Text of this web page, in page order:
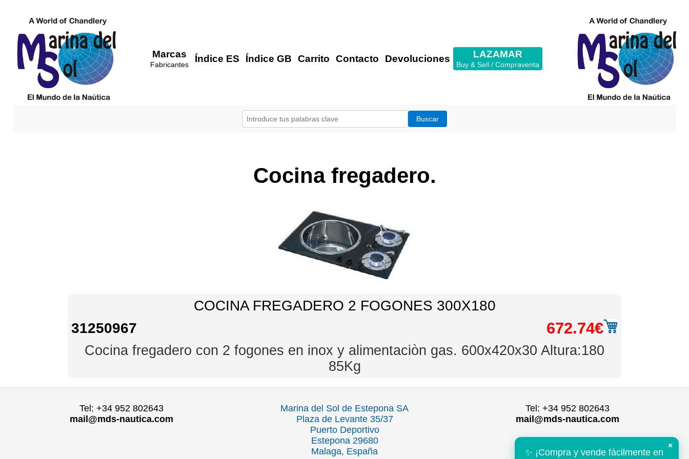
✨ ¡Compra y vende fácilmente en
×
Marcas
Fabricantes
Índice ES Índice GB Carrito Contacto Devoluciones LAZAMAR
Buy & Sell / Compraventa
Cocina fregadero.
COCINA FREGADERO 2 FOGONES 300X180
31250967
672.74€
Cocina fregadero con 2 fogones en inox y alimentaciòn gas. 600x420x30 Altura:180
85Kg
Tel: +34 952 802643
mail@mds-nautica.com
Marina del Sol de Estepona SA
Plaza de Levante 35/37
Puerto Deportivo
Estepona 29680
Malaga, España
Tel: +34 952 802643
mail@mds-nautica.com